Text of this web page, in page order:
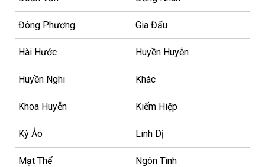
Đông Phương Gia Đấu
Hài Hước Huyền Huyễn
Huyền Nghi Khác
Khoa Huyễn Kiếm Hiệp
Kỳ Ảo Linh Dị
Mạt Thế Ngôn Tình